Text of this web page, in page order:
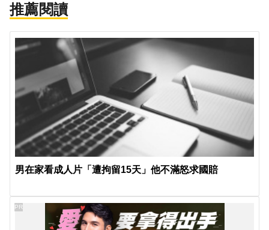
推薦閱讀
男在家看成人片「遭拘留15天」他不滿怒求國賠
PR